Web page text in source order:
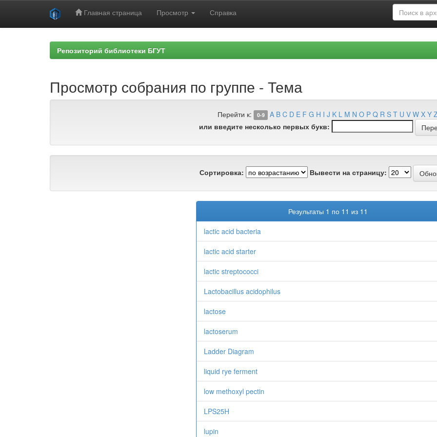
Главная страница Просмотр Справка
Репозиторий библиотеки БГУТ
Просмотр собрания по группе - Тема
Перейти к: 0-9 A B C D E F G H I J K L M N O P Q R S T U V W X Y
или введите несколько первых букв:
Сортировка: Вывести на страницу:
Результаты 1 по 11 из 11
lactic acid bacteria
lactic acid starter
lactic streptococci
Lactobacillus acidophilus
lactose
lactoserum
Ladder Diagram
liquid rye ferment
low methoxyl pectin
LPS25H
lupin